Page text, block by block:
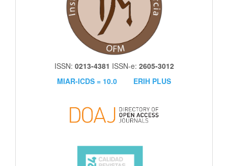
ISSN: 0213-4381 ISSN-e: 2605-3012
MIAR-ICDS = 10.0
ERIH PLUS